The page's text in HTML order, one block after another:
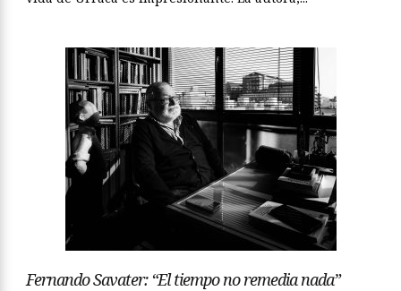
Fernando Savater: “El tiempo no remedia nada”